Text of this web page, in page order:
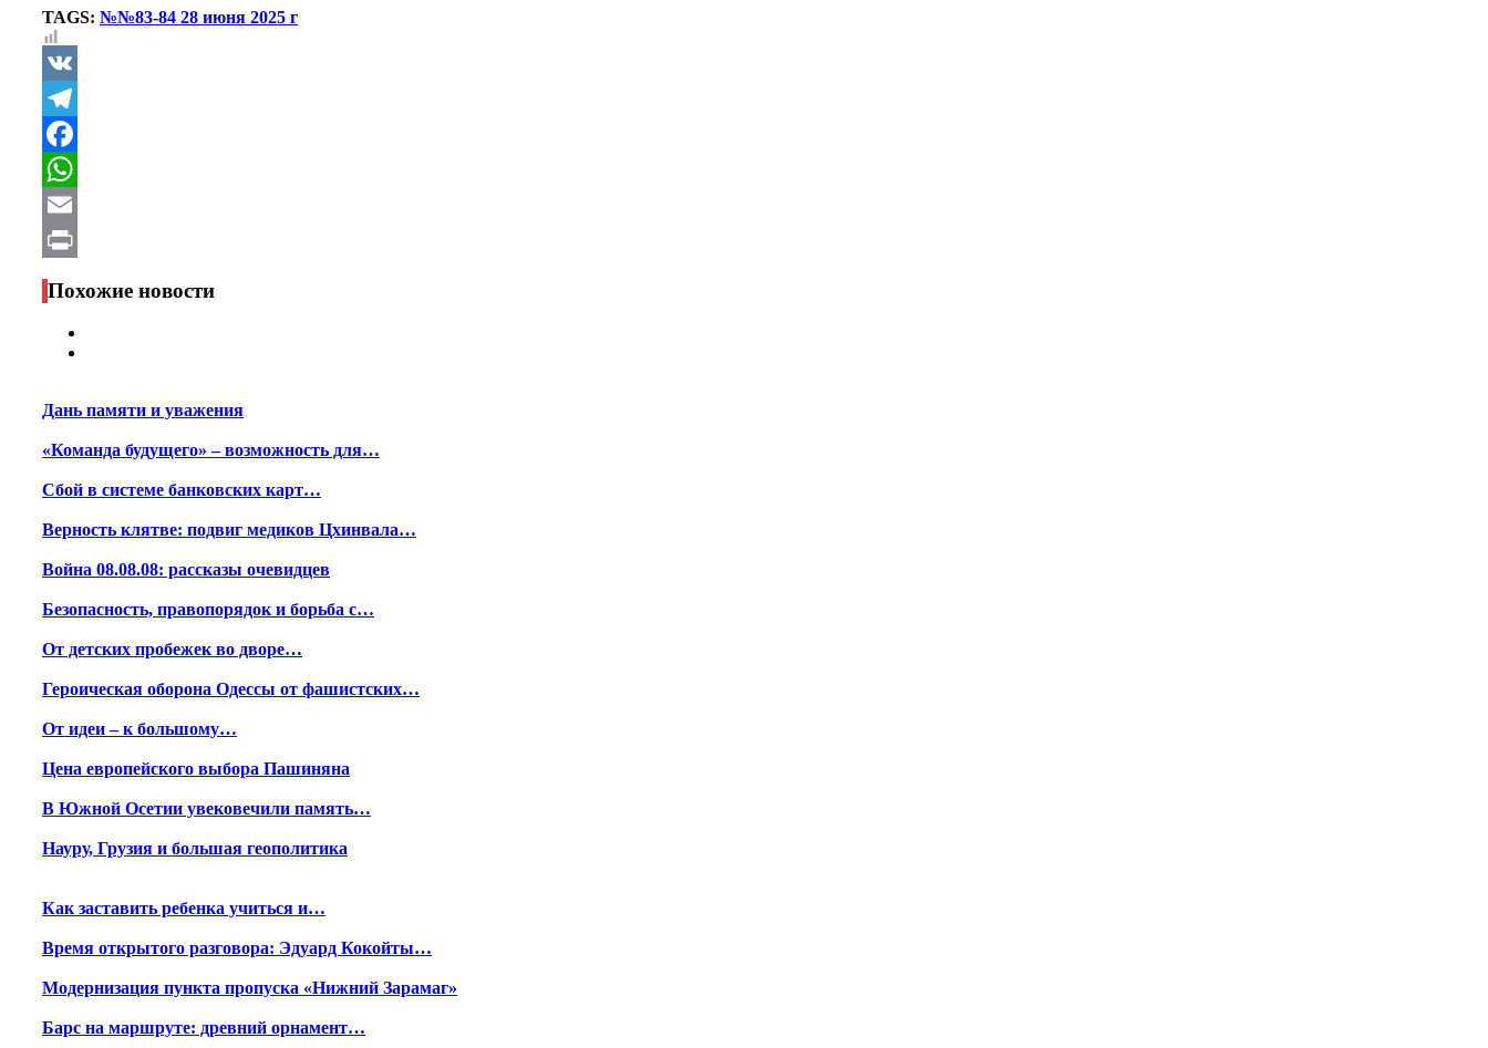
TAGS: №№83-84 28 июня 2025 г
VK
Telegram
Facebook
WhatsApp
Email
Print
Похожие новости
Дань памяти и уважения
«Команда будущего» – возможность для…
Сбой в системе банковских карт…
Верность клятве: подвиг медиков Цхинвала…
Война 08.08.08: рассказы очевидцев
Безопасность, правопорядок и борьба с…
От детских пробежек во дворе…
Героическая оборона Одессы от фашистских…
От идеи – к большому…
Цена европейского выбора Пашиняна
В Южной Осетии увековечили память…
Науру, Грузия и большая геополитика
Как заставить ребенка учиться и…
Время открытого разговора: Эдуард Кокойты…
Модернизация пункта пропуска «Нижний Зарамаг»
Барс на маршруте: древний орнамент…